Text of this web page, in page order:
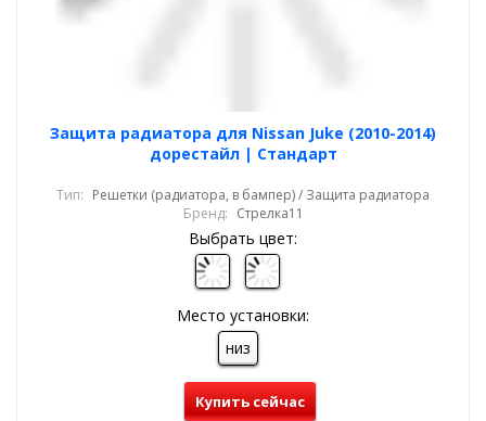
Защита радиатора для Nissan Juke (2010-2014)
дорестайл | Стандарт
Тип: Решетки (радиатора, в бампер) / Защита радиатора
Бренд: Стрелка11
Выбрать цвет:
Место установки:
низ
Купить сейчас